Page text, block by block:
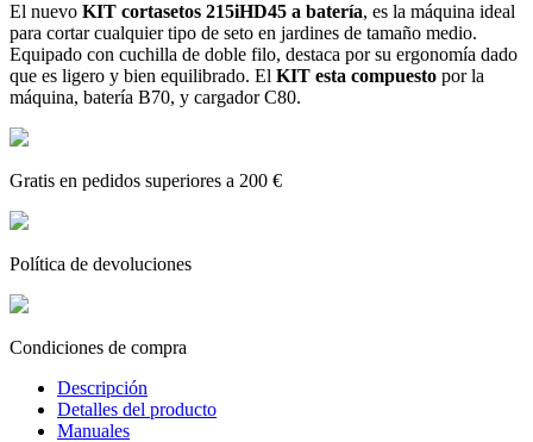
El nuevo KIT cortasetos 215iHD45 a batería, es la máquina ideal
para cortar cualquier tipo de seto en jardines de tamaño medio.
Equipado con cuchilla de doble filo, destaca por su ergonomía dado
que es ligero y bien equilibrado. El KIT esta compuesto por la
máquina, batería B70, y cargador C80.
Gratis en pedidos superiores a 200 €
Política de devoluciones
Condiciones de compra
Descripción
Detalles del producto
Manuales